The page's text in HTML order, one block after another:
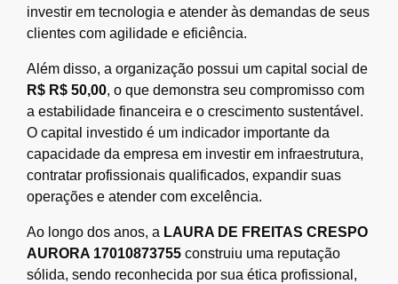
investir em tecnologia e atender às demandas de seus
clientes com agilidade e eficiência.
Além disso, a organização possui um capital social de
R$ R$ 50,00, o que demonstra seu compromisso com
a estabilidade financeira e o crescimento sustentável.
O capital investido é um indicador importante da
capacidade da empresa em investir em infraestrutura,
contratar profissionais qualificados, expandir suas
operações e atender com excelência.
Ao longo dos anos, a LAURA DE FREITAS CRESPO
AURORA 17010873755 construiu uma reputação
sólida, sendo reconhecida por sua ética profissional,